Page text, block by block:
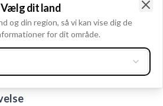
Vælg dit land
og din region, så vi kan vise dig de
for dit område.